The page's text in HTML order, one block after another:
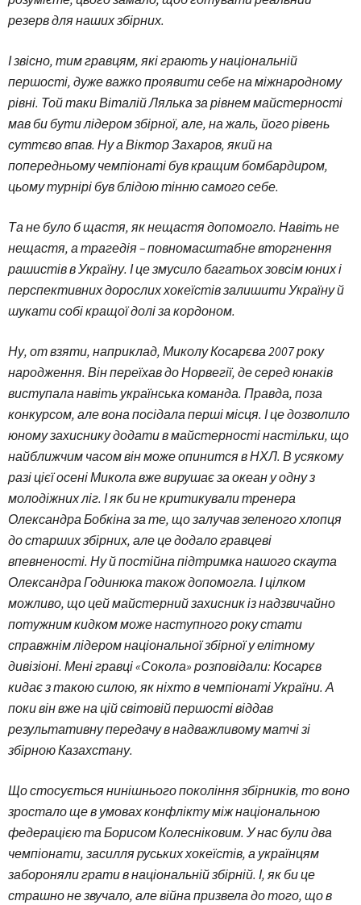
резерв для наших збірних.
І звісно, тим гравцям, які грають у національній
першості, дуже важко проявити себе на міжнародному
рівні. Той таки Віталій Лялька за рівнем майстерності
мав би бути лідером збірної, але, на жаль, його рівень
суттєво впав. Ну а Віктор Захаров, який на
попередньому чемпіонаті був кращим бомбардиром,
цьому турнірі був блідою тінню самого себе.
Та не було б щастя, як нещастя допомогло. Навіть не
нещастя, а трагедія – повномасштабне вторгнення
рашистів в Україну. І це змусило багатьох зовсім юних і
перспективних дорослих хокеїстів залишити Україну й
шукати собі кращої долі за кордоном.
Ну, от взяти, наприклад, Миколу Косарєва 2007 року
народження. Він переїхав до Норвегії, де серед юнаків
виступала навіть українська команда. Правда, поза
конкурсом, але вона посідала перші місця. І це дозволило
юному захиснику додати в майстерності настільки, що
найближчим часом він може опинится в НХЛ. В усякому
разі цієї осені Микола вже вирушає за океан у одну з
молодіжних ліг. І як би не критикували тренера
Олександра Бобкіна за те, що залучав зеленого хлопця
до старших збірних, але це додало гравцеві
впевненості. Ну й постійна підтримка нашого скаута
Олександра Годинюка також допомогла. І цілком
можливо, що цей майстерний захисник із надзвичайно
потужним кидком може наступного року стати
справжнім лідером національної збірної у елітному
дивізіоні. Мені гравці «Сокола» розповідали: Косарєв
кидає з такою силою, як ніхто в чемпіонаті України. А
поки він вже на цій світовій першості віддав
результативну передачу в надважливому матчі зі
збірною Казахстану.
Що стосується нинішнього покоління збірників, то воно
зростало ще в умовах конфлікту між національною
федерацією та Борисом Колесніковим. У нас були два
чемпіонати, засилля руських хокеїстів, а українцям
забороняли грати в національній збірній. І, як би це
страшно не звучало, але війна призвела до того, що в